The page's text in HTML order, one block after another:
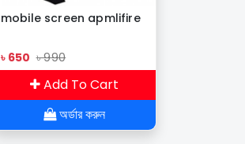
mobile screen apmlifire
৳ 650 ৳ 990
Add To Cart
অর্ডার করুন